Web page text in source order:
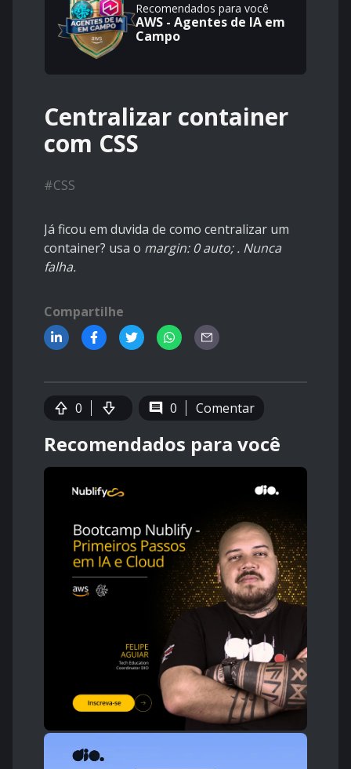
Recomendados para você
AWS - Agentes de IA em
Campo
Centralizar container
com CSS
#CSS
Já ficou em duvida de como centralizar um
container? usa o margin: 0 auto; . Nunca
falha.
Compartilhe
0 0 Comentar
Recomendados para você